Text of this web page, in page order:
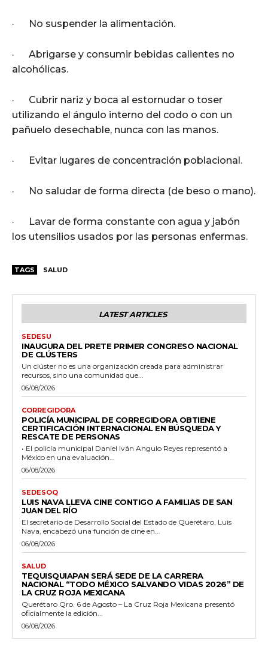
· No suspender la alimentación.
· Abrigarse y consumir bebidas calientes no
alcohólicas.
· Cubrir nariz y boca al estornudar o toser
utilizando el ángulo interno del codo o con un
pañuelo desechable, nunca con las manos.
· Evitar lugares de concentración poblacional.
· No saludar de forma directa (de beso o mano).
· Lavar de forma constante con agua y jabón
los utensilios usados por las personas enfermas.
TAGS SALUD
LATEST ARTICLES
SEDESU
INAUGURA DEL PRETE PRIMER CONGRESO NACIONAL
DE CLÚSTERS
Un clúster no es una organización creada para administrar
recursos, sino una comunidad que...
06/08/2026
CORREGIDORA
POLICÍA MUNICIPAL DE CORREGIDORA OBTIENE
CERTIFICACIÓN INTERNACIONAL EN BÚSQUEDA Y
RESCATE DE PERSONAS
• El policía municipal Daniel Iván Angulo Reyes representó a
México en una evaluación...
06/08/2026
SEDESOQ
LUIS NAVA LLEVA CINE CONTIGO A FAMILIAS DE SAN
JUAN DEL RÍO
El secretario de Desarrollo Social del Estado de Querétaro, Luis
Nava, encabezó una función de cine en...
06/08/2026
SALUD
TEQUISQUIAPAN SERÁ SEDE DE LA CARRERA
NACIONAL “TODO MÉXICO SALVANDO VIDAS 2026” DE
LA CRUZ ROJA MEXICANA
Querétaro Qro. 6 de Agosto – La Cruz Roja Mexicana presentó
oficialmente la edición...
06/08/2026